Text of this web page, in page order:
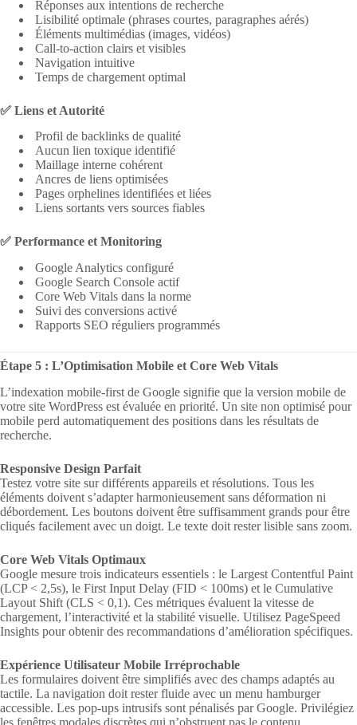
Réponses aux intentions de recherche
Lisibilité optimale (phrases courtes, paragraphes aérés)
Éléments multimédias (images, vidéos)
Call-to-action clairs et visibles
Navigation intuitive
Temps de chargement optimal
✅ Liens et Autorité
Profil de backlinks de qualité
Aucun lien toxique identifié
Maillage interne cohérent
Ancres de liens optimisées
Pages orphelines identifiées et liées
Liens sortants vers sources fiables
✅ Performance et Monitoring
Google Analytics configuré
Google Search Console actif
Core Web Vitals dans la norme
Suivi des conversions activé
Rapports SEO réguliers programmés
Étape 5 : L’Optimisation Mobile et Core Web Vitals
L’indexation mobile-first de Google signifie que la version mobile de
votre site WordPress est évaluée en priorité. Un site non optimisé pour
mobile perd automatiquement des positions dans les résultats de
recherche.
Responsive Design Parfait
Testez votre site sur différents appareils et résolutions. Tous les
éléments doivent s’adapter harmonieusement sans déformation ni
débordement. Les boutons doivent être suffisamment grands pour être
cliqués facilement avec un doigt. Le texte doit rester lisible sans zoom.
Core Web Vitals Optimaux
Google mesure trois indicateurs essentiels : le Largest Contentful Paint
(LCP < 2,5s), le First Input Delay (FID < 100ms) et le Cumulative
Layout Shift (CLS < 0,1). Ces métriques évaluent la vitesse de
chargement, l’interactivité et la stabilité visuelle. Utilisez PageSpeed
Insights pour obtenir des recommandations d’amélioration spécifiques.
Expérience Utilisateur Mobile Irréprochable
Les formulaires doivent être simplifiés avec des champs adaptés au
tactile. La navigation doit rester fluide avec un menu hamburger
accessible. Les pop-ups intrusifs sont pénalisés par Google. Privilégiez
les fenêtres modales discrètes qui n’obstruent pas le contenu.